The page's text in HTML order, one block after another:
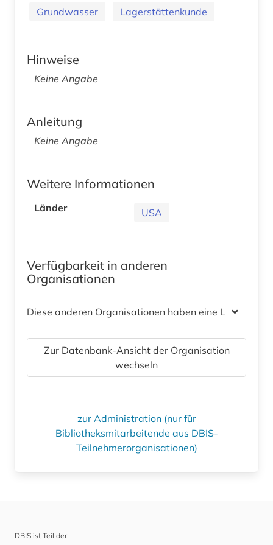
Grundwasser
Lagerstättenkunde
Hinweise
Keine Angabe
Anleitung
Keine Angabe
Weitere Informationen
Länder USA
Verfügbarkeit in anderen
Organisationen
Diese anderen Organisationen haben eine Lizenz
Zur Datenbank-Ansicht der Organisation
wechseln
zur Administration (nur für
Bibliotheksmitarbeitende aus DBIS-
Teilnehmerorganisationen)
DBIS ist Teil der